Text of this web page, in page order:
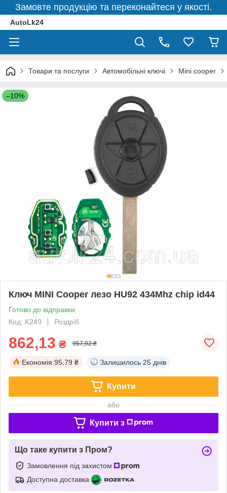
Замовте продукцію та переконайтеся у якості.
AutoLk24
Товари та послуги Автомобільні ключі Mini cooper
–10%
Ключ MINI Cooper лезо HU92 434Mhz chip id44
Готово до відправки
Код: K249
Роздріб
862,13 ₴ 957,92 ₴
Економія 95.79 ₴ Залишилось 25 днів
Купити
або
Купити з
Що таке купити з Пром?
Замовлення під захистом
Доступна доставка